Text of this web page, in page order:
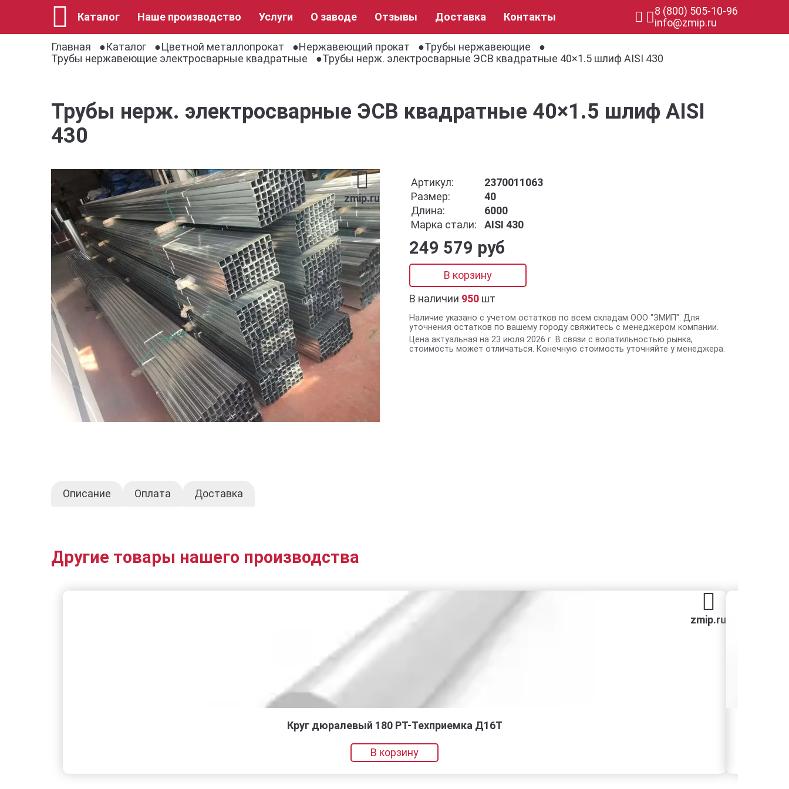
Каталог Наше производство Услуги О заводе Отзывы Доставка Контакты
8 (800) 505-10-96
info@zmip.ru
Главная
Каталог Цветной металлопрокат Нержавеющий прокат
Трубы нержавеющие
Трубы нержавеющие электросварные квадратные
Трубы нерж. электросварные ЭСВ квадратные 40×1.5 шлиф AISI 430
Трубы нерж. электросварные ЭСВ квадратные 40×1.5 шлиф AISI
430
zmip.ru
Артикул:
2370011063
Размер:
40
Длина:
6000
Марка стали:
AISI 430
249 579 руб
В корзину
В наличии 950 шт
Наличие указано с учетом остатков по всем складам ООО "ЗМИП". Для
уточнения остатков по вашему городу свяжитесь с менеджером компании.
Цена актуальная на 23 июля 2026 г. В связи с волатильностью рынка,
стоимость может отличаться. Конечную стоимость уточняйте у менеджера.
Описание Оплата Доставка
Другие товары нашего производства
zmip.ru
Круг дюралевый 180 РТ-Техприемка Д16Т
В корзину